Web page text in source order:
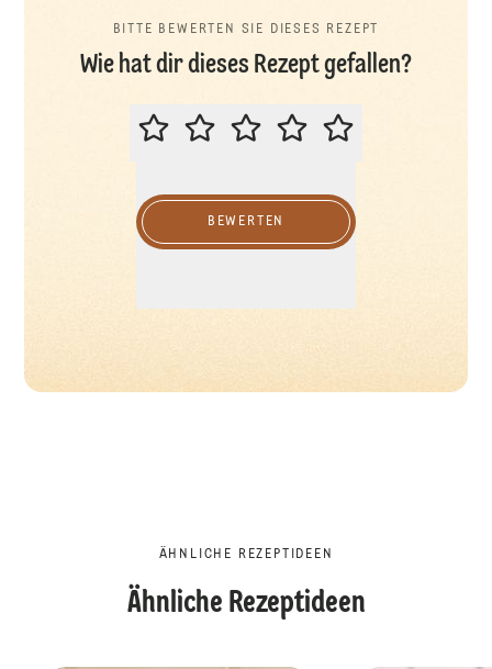
BITTE BEWERTEN SIE DIESES REZEPT
Wie hat dir dieses Rezept gefallen?
BITTE BEWERTEN SIE DIESES
BEWERTEN
ÄHNLICHE REZEPTIDEEN
Ähnliche Rezeptideen